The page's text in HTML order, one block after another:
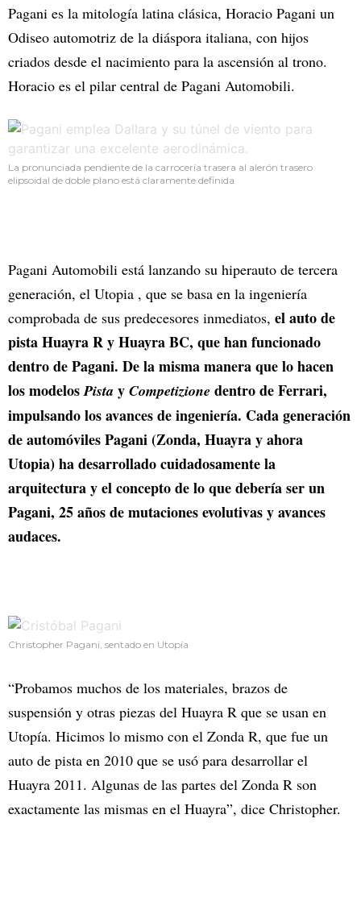
Pagani es la mitología latina clásica, Horacio Pagani un
Odiseo automotriz de la diáspora italiana, con hijos
criados desde el nacimiento para la ascensión al trono.
Horacio es el pilar central de Pagani Automobili.
La pronunciada pendiente de la carrocería trasera al alerón trasero
elipsoidal de doble plano está claramente definida
Pagani Automobili está lanzando su hiperauto de tercera
generación, el Utopia , que se basa en la ingeniería
comprobada de sus predecesores inmediatos, el auto de
pista Huayra R y Huayra BC, que han funcionado
dentro de Pagani. De la misma manera que lo hacen
los modelosPista y Competizione dentro de Ferrari,
impulsando los avances de ingeniería. Cada generación
de automóviles Pagani (Zonda, Huayra y ahora
Utopia) ha desarrollado cuidadosamente la
arquitectura y el concepto de lo que debería ser un
Pagani, 25 años de mutaciones evolutivas y avances
audaces.
Christopher Pagani, sentado en Utopía
“Probamos muchos de los materiales, brazos de
suspensión y otras piezas del Huayra R que se usan en
Utopía. Hicimos lo mismo con el Zonda R, que fue un
auto de pista en 2010 que se usó para desarrollar el
Huayra 2011. Algunas de las partes del Zonda R son
exactamente las mismas en el Huayra”, dice Christopher.